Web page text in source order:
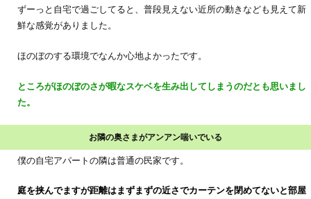
ずーっと自宅で過ごしてると、普段見えない近所の動きなども見えて新
鮮な感覚がありました。
ほのぼのする環境でなんか心地よかったです。
ところがほのぼのさが暇なスケベを生み出してしまうのだとも思いまし
た。
お隣の奥さまがアンアン喘いでいる
僕の自宅アパートの隣は普通の民家です。
庭を挟んでますが距離はまずまずの近さでカーテンを閉めてないと部屋